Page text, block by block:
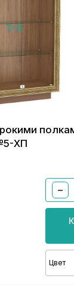
ХП
−
Цвет